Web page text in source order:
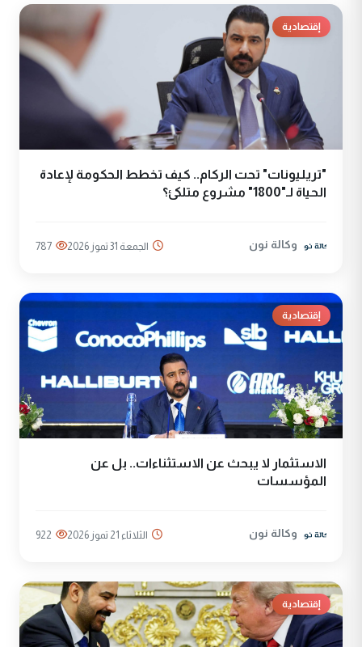
إقتصادية
"تريليونات" تحت الركام.. كيف تخطط الحكومة لإعادة
الحياة لـ"1800" مشروع متلكئ؟
وكالة نون الجمعة 31 تموز 2026 787
إقتصادية
الاستثمار لا يبحث عن الاستثناءات.. بل عن
المؤسسات
وكالة نون الثلاثاء 21 تموز 2026 922
إقتصادية